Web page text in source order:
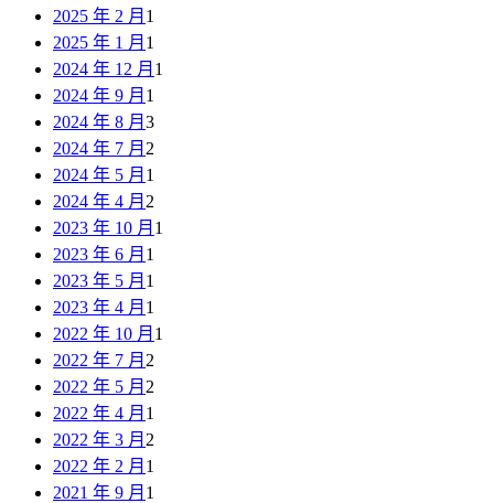
2025 年 2 月 1
2025 年 1 月 1
2024 年 12 月 1
2024 年 9 月 1
2024 年 8 月 3
2024 年 7 月 2
2024 年 5 月 1
2024 年 4 月 2
2023 年 10 月 1
2023 年 6 月 1
2023 年 5 月 1
2023 年 4 月 1
2022 年 10 月 1
2022 年 7 月 2
2022 年 5 月 2
2022 年 4 月 1
2022 年 3 月 2
2022 年 2 月 1
2021 年 9 月 1